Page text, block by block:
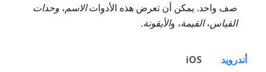
صف واحد. يمكن أن تعرض هذه الأدواتالاسم، وحدات
القياس،القيمة، والأيقونة.
أندرويد iOS